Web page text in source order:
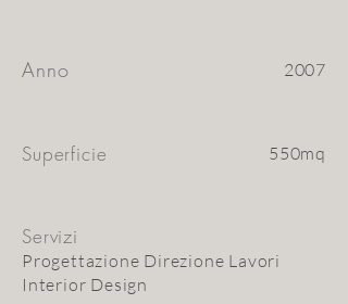
Anno 2007
Superficie 550mq
Servizi
Progettazione Direzione Lavori
Interior Design